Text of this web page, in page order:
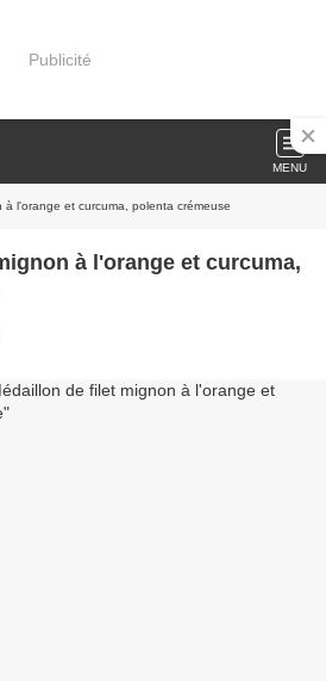
Publicité
MENU
à l'orange et curcuma, polenta crémeuse
à l'orange et curcuma,